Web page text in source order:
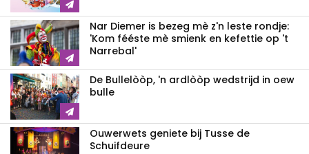
Nar Diemer is bezeg mè z'n leste rondje:
'Kom fééste mè smienk en kefettie op 't
Narrebal'
De Bullelòòp, 'n ardlòòp wedstrijd in oew
bulle
Ouwerwets geniete bij Tusse de
Schuifdeure